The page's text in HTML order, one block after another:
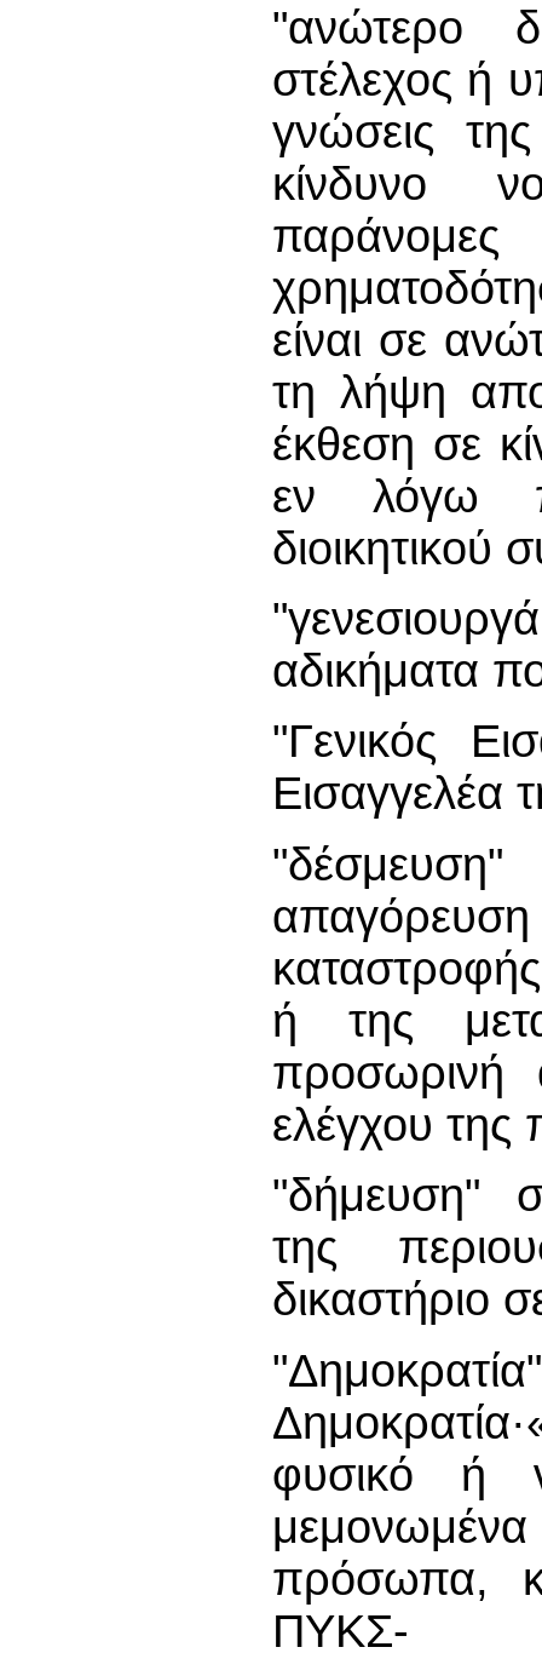
"ανώτερο
στέλεχος ή
γνώσεις
κίνδυνο
είναι σε
τη λήψη
έκθεση σε
εν λόγω
διοικητικού
αδικήματα
"Γενικός
Εισαγγελέα
ή της
προσωρινή
ελέγχου της
"δήμευση"
της
δικαστήριο
φυσικό ή
πρόσωπα,
ΠΥΚΣ-